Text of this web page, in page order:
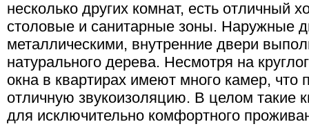
несколько других комнат, есть отличный
столовые и санитарные зоны. Наружные
металлическими, внутренние двери
натурального дерева. Несмотря на
окна в квартирах имеют много камер, что
отличную звукоизоляцию. В целом такие
для исключительно комфортного